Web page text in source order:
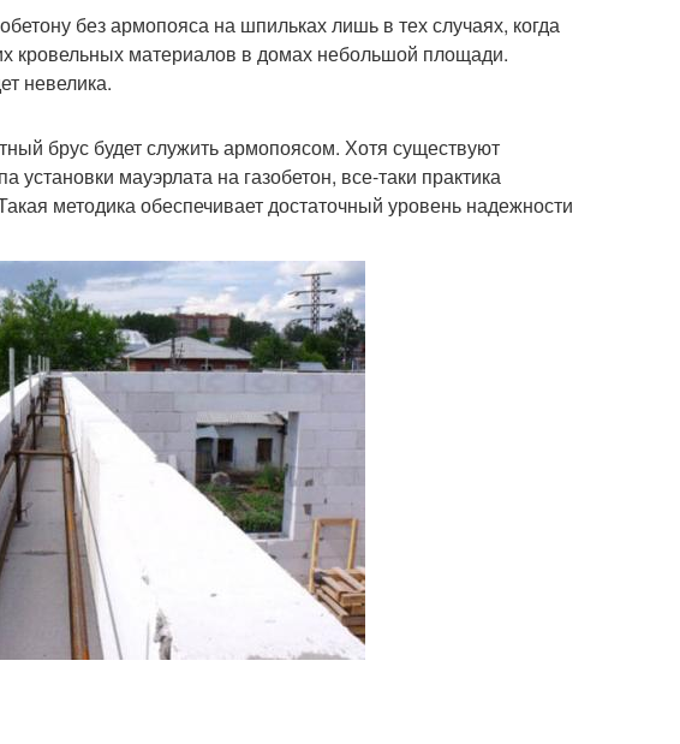
без армопояса на шпильках лишь в тех случаях, когда
кровельных материалов в домах небольшой площади.
невелика.
брус будет служить армопоясом. Хотя существуют
мауэрлата на газобетон, все-таки практика
методика обеспечивает достаточный уровень надежности